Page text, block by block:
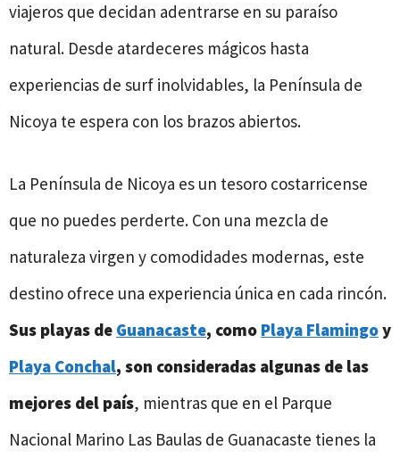
viajeros que decidan adentrarse en su paraíso
natural. Desde atardeceres mágicos hasta
experiencias de surf inolvidables, la Península de
Nicoya te espera con los brazos abiertos.
La Península de Nicoya es un tesoro costarricense
que no puedes perderte. Con una mezcla de
naturaleza virgen y comodidades modernas, este
destino ofrece una experiencia única en cada rincón.
Sus playas de Guanacaste, como Playa Flamingoy
Playa Conchal, son consideradas algunas de las
mejores del país, mientras que en el Parque
Nacional Marino Las Baulas de Guanacaste tienes la